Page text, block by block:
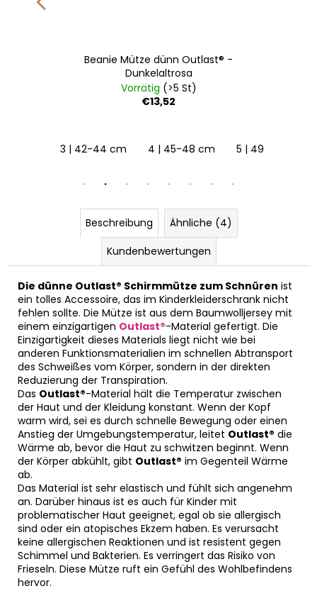
128
Beanie Mütze dünn Outlast® -
Dunkelaltrosa
Vorrätig (>5 St)
€13,52
3 | 42-44 cm 4 | 45-48 cm 5 | 49-53 cm
Beschreibung
Ähnliche (4)
Kundenbewertungen
Die dünne Outlast® Schirmmütze zum Schnüren ist
ein tolles Accessoire, das im Kinderkleiderschrank nicht
fehlen sollte. Die Mütze ist aus dem Baumwolljersey mit
einem einzigartigen Outlast®-Material gefertigt. Die
Einzigartigkeit dieses Materials liegt nicht wie bei
anderen Funktionsmaterialien im schnellen Abtransport
des Schweißes vom Körper, sondern in der direkten
Reduzierung der Transpiration.
Das Outlast®-Material hält die Temperatur zwischen
der Haut und der Kleidung konstant. Wenn der Kopf
warm wird, sei es durch schnelle Bewegung oder einen
Anstieg der Umgebungstemperatur, leitet Outlast® die
Wärme ab, bevor die Haut zu schwitzen beginnt. Wenn
der Körper abkühlt, gibt Outlast® im Gegenteil Wärme
ab.
Das Material ist sehr elastisch und fühlt sich angenehm
an. Darüber hinaus ist es auch für Kinder mit
problematischer Haut geeignet, egal ob sie allergisch
sind oder ein atopisches Ekzem haben. Es verursacht
keine allergischen Reaktionen und ist resistent gegen
Schimmel und Bakterien. Es verringert das Risiko von
Frieseln. Diese Mütze ruft ein Gefühl des Wohlbefindens
hervor.